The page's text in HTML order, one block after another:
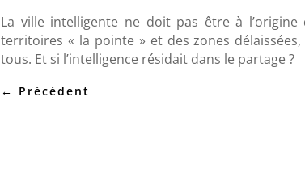
La ville intelligente ne doit pas être à
territoires « la pointe » et des zones
tous. Et si l’intelligence résidait dans le partage ?
← Précédent